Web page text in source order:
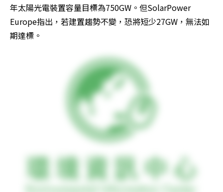
年太陽光電裝置容量目標為750GW。但SolarPower
Europe指出，若建置趨勢不變，恐將短少27GW，無法如
期達標。